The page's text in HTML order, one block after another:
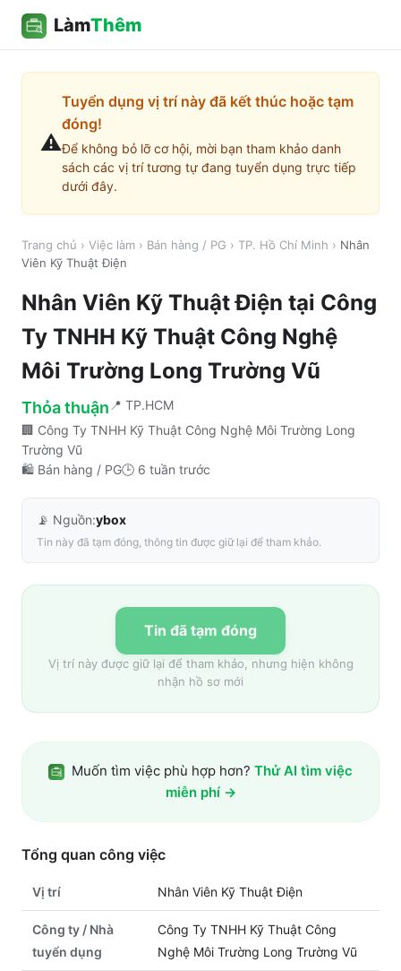
LàmThêm
⚠️
Tuyển dụng vị trí này đã kết thúc hoặc tạm
đóng!
Để không bỏ lỡ cơ hội, mời bạn tham khảo danh
sách các vị trí tương tự đang tuyển dụng trực tiếp
dưới đây.
Trang chủ › Việc làm › Bán hàng / PG › TP. Hồ Chí Minh › Nhân
Viên Kỹ Thuật Điện
Nhân Viên Kỹ Thuật Điện tại Công
Ty TNHH Kỹ Thuật Công Nghệ
Môi Trường Long Trường Vũ
Thỏa thuận 📍 TP.HCM
🏢 Công Ty TNHH Kỹ Thuật Công Nghệ Môi Trường Long
Trường Vũ
🛍️ Bán hàng / PG🕒 6 tuần trước
📡 Nguồn:ybox
Tin này đã tạm đóng, thông tin được giữ lại để tham khảo.
Tin đã tạm đóng
Vị trí này được giữ lại để tham khảo, nhưng hiện không
nhận hồ sơ mới
Muốn tìm việc phù hợp hơn? Thử AI tìm việc
miễn phí →
Tổng quan công việc
Vị trí Nhân Viên Kỹ Thuật Điện
Công ty / Nhà
tuyển dụng
Công Ty TNHH Kỹ Thuật Công
Nghệ Môi Trường Long Trường Vũ